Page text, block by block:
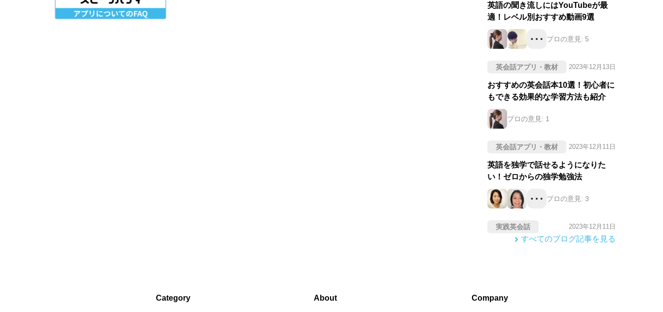
英語の聞き流しにはYouTubeが最
適！レベル別おすすめ動画9選
プロの意見: 5
英会話アプリ・教材 2023年12月13日
おすすめの英会話本10選！初心者に
もできる効果的な学習方法も紹介
プロの意見: 1
英会話アプリ・教材 2023年12月11日
英語を独学で話せるようになりた
い！ゼロからの独学勉強法
プロの意見: 3
実践英会話 2023年12月11日
すべてのブログ記事を見る
Category About Company